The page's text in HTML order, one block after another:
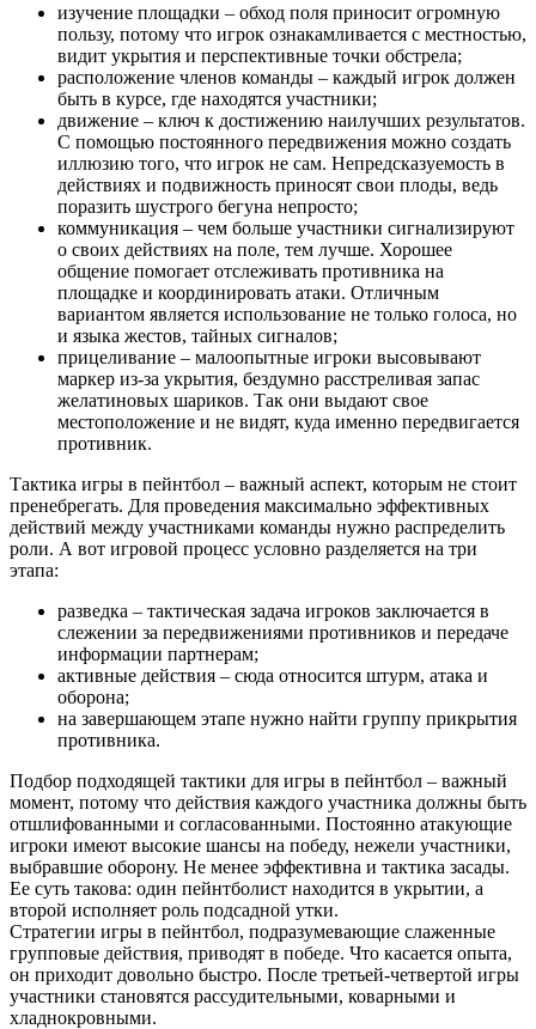
изучение площадки – обход поля приносит огромную
пользу, потому что игрок ознакамливается с местностью,
видит укрытия и перспективные точки обстрела;
расположение членов команды – каждый игрок должен
быть в курсе, где находятся участники;
движение – ключ к достижению наилучших результатов.
С помощью постоянного передвижения можно создать
иллюзию того, что игрок не сам. Непредсказуемость в
действиях и подвижность приносят свои плоды, ведь
поразить шустрого бегуна непросто;
коммуникация – чем больше участники сигнализируют
о своих действиях на поле, тем лучше. Хорошее
общение помогает отслеживать противника на
площадке и координировать атаки. Отличным
вариантом является использование не только голоса, но
и языка жестов, тайных сигналов;
прицеливание – малоопытные игроки высовывают
маркер из-за укрытия, бездумно расстреливая запас
желатиновых шариков. Так они выдают свое
местоположение и не видят, куда именно передвигается
противник.
Тактика игры в пейнтбол – важный аспект, которым не стоит
пренебрегать. Для проведения максимально эффективных
действий между участниками команды нужно распределить
роли. А вот игровой процесс условно разделяется на три
этапа:
разведка – тактическая задача игроков заключается в
слежении за передвижениями противников и передаче
информации партнерам;
активные действия – сюда относится штурм, атака и
оборона;
на завершающем этапе нужно найти группу прикрытия
противника.
Подбор подходящей тактики для игры в пейнтбол – важный
момент, потому что действия каждого участника должны быть
отшлифованными и согласованными. Постоянно атакующие
игроки имеют высокие шансы на победу, нежели участники,
выбравшие оборону. Не менее эффективна и тактика засады.
Ее суть такова: один пейнтболист находится в укрытии, а
второй исполняет роль подсадной утки.
Стратегии игры в пейнтбол, подразумевающие слаженные
групповые действия, приводят в победе. Что касается опыта,
он приходит довольно быстро. После третьей-четвертой игры
участники становятся рассудительными, коварными и
хладнокровными.